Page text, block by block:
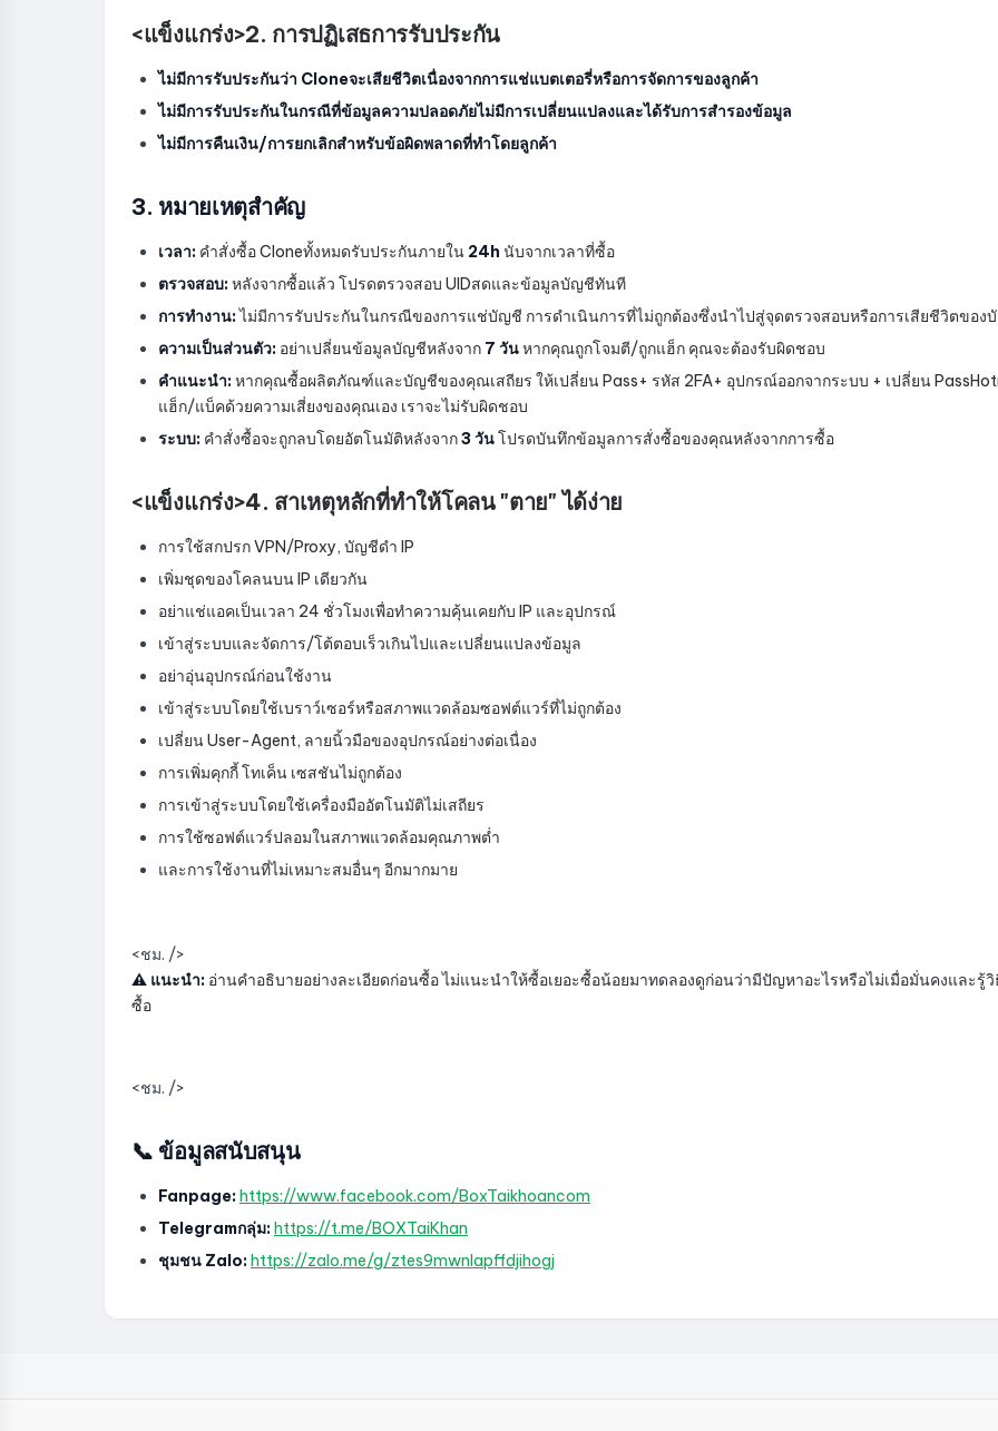
<แข็งแกร่ง>2. การปฏิเสธการรับประกัน
ไม่มีการรับประกันว่า Cloneจะเสียชีวิตเนื่องจากการแช่แบตเตอรี่หรือการจัดการของลูกค้า
ไม่มีการรับประกันในกรณีที่ข้อมูลความปลอดภัยไม่มีการเปลี่ยนแปลงและได้รับการสำรองข้อมูล
ไม่มีการคืนเงิน/การยกเลิกสำหรับข้อผิดพลาดที่ทำโดยลูกค้า
3. หมายเหตุสำคัญ
เวลา: คำสั่งซื้อ Cloneทั้งหมดรับประกันภายใน 24h นับจากเวลาที่ซื้อ
ตรวจสอบ:หลังจากซื้อแล้ว โปรดตรวจสอบ UIDสดและข้อมูลบัญชีทันที
การทำงาน:ไม่มีการรับประกันในกรณีของการแช่บัญชี การดำเนินการที่ไม่ถูกต้องซึ่งนำไปสู่จุดตรวจสอบหรือการเสียชีวิตของ
ความเป็นส่วนตัว: อย่าเปลี่ยนข้อมูลบัญชีหลังจาก 7 วันหากคุณถูกโจมตี/ถูกแฮ็ก คุณจะต้องรับผิดชอบ
คำแนะนำ:หากคุณซื้อผลิตภัณฑ์และบัญชีของคุณเสถียร ให้เปลี่ยน Pass+ รหัส 2FA+ อุปกรณ์ออกจากระบบ + เปลี่ยน
แฮ็ก/แบ็คด้วยความเสี่ยงของคุณเอง เราจะไม่รับผิดชอบ
ระบบ: คำสั่งซื้อจะถูกลบโดยอัตโนมัติหลังจาก3 วันโปรดบันทึกข้อมูลการสั่งซื้อของคุณหลังจากการซื้อ
<แข็งแกร่ง>4. สาเหตุหลักที่ทำให้โคลน "ตาย" ได้ง่าย
การใช้สกปรก VPN/Proxy, บัญชีดำ IP
เพิ่มชุดของโคลนบน IP เดียวกัน
อย่าแช่แอคเป็นเวลา 24 ชั่วโมงเพื่อทำความคุ้นเคยกับ IP และอุปกรณ์
เข้าสู่ระบบและจัดการ/โต้ตอบเร็วเกินไปและเปลี่ยนแปลงข้อมูล
อย่าอุ่นอุปกรณ์ก่อนใช้งาน
เข้าสู่ระบบโดยใช้เบราว์เซอร์หรือสภาพแวดล้อมซอฟต์แวร์ที่ไม่ถูกต้อง
เปลี่ยน User-Agent, ลายนิ้วมือของอุปกรณ์อย่างต่อเนื่อง
การเพิ่มคุกกี้ โทเค็น เซสชันไม่ถูกต้อง
การเข้าสู่ระบบโดยใช้เครื่องมืออัตโนมัติไม่เสถียร
การใช้ซอฟต์แวร์ปลอมในสภาพแวดล้อมคุณภาพต่ำ
และการใช้งานที่ไม่เหมาะสมอื่นๆ อีกมากมาย
<ชม. />
⚠️ แนะนำ: อ่านคำอธิบายอย่างละเอียดก่อนซื้อ ไม่แนะนำให้ซื้อเยอะซื้อน้อยมาทดลองดูก่อนว่ามีปัญหาอะไรหรือไม่เมื่อมั่นคงและ
ซื้อ
<ชม. />
📞 ข้อมูลสนับสนุน
Fanpage:https://www.facebook.com/BoxTaikhoancom
Telegramกลุ่ม:https://t.me/BOXTaiKhan
ชุมชน Zalo:https://zalo.me/g/ztes9mwnlapffdjihogj